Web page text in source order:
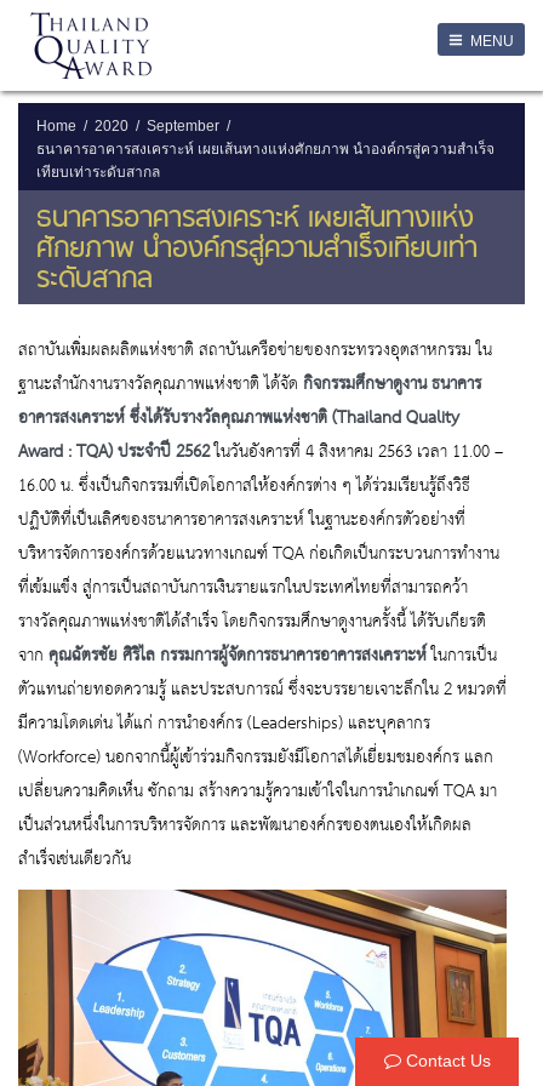
MENU
Home 2020
September
ธนาคารอาคารสงเคราะห์ เผยเส้นทางแห่งศักยภาพ นำองค์กรสู่ความสำเร็จ
เทียบเท่าระดับสากล
ธนาคารอาคารสงเคราะห์ เผยเส้นทางแห่ง
ศักยภาพ นำองค์กรสู่ความสำเร็จเทียบเท่า
ระดับสากล
สถาบันเพิ่มผลผลิตแห่งชาติ สถาบันเครือข่ายของกระทรวงอุตสาหกรรม ใน
ฐานะสำนักงานรางวัลคุณภาพแห่งชาติ ได้จัด กิจกรรมศึกษาดูงาน ธนาคาร
อาคารสงเคราะห์ ซึ่งได้รับรางวัลคุณภาพแห่งชาติ (Thailand Quality
Award : TQA) ประจำปี 2562ในวันอังคารที่ 4 สิงหาคม 2563 เวลา 11.00 –
16.00 น. ซึ่งเป็นกิจกรรมที่เปิดโอกาสให้องค์กรต่าง ๆ ได้ร่วมเรียนรู้ถึงวิธี
ปฏิบัติที่เป็นเลิศของธนาคารอาคารสงเคราะห์ ในฐานะองค์กรตัวอย่างที่
บริหารจัดการองค์กรด้วยแนวทางเกณฑ์ TQA ก่อเกิดเป็นกระบวนการทำงาน
ที่เข้มแข็ง สู่การเป็นสถาบันการเงินรายแรกในประเทศไทยที่สามารถคว้า
รางวัลคุณภาพแห่งชาติได้สำเร็จ โดยกิจกรรมศึกษาดูงานครั้งนี้ ได้รับเกียรติ
จากคุณฉัตรชัย ศิริไล กรรมการผู้จัดการธนาคารอาคารสงเคราะห์ในการเป็น
ตัวแทนถ่ายทอดความรู้ และประสบการณ์ ซึ่งจะบรรยายเจาะลึกใน 2 หมวดที่
มีความโดดเด่น ได้แก่ การนำองค์กร (Leaderships) และบุคลากร
(Workforce) นอกจากนี้ผู้เข้าร่วมกิจกรรมยังมีโอกาสได้เยี่ยมชมองค์กร แลก
เปลี่ยนความคิดเห็น ซักถาม สร้างความรู้ความเข้าใจในการนำเกณฑ์ TQA มา
เป็นส่วนหนึ่งในการบริหารจัดการ และพัฒนาองค์กรของตนเองให้เกิดผล
สำเร็จเช่นเดียวกัน
Contact Us
Username
Remember Me
ลืมรหัสผ่าน
SERVICES